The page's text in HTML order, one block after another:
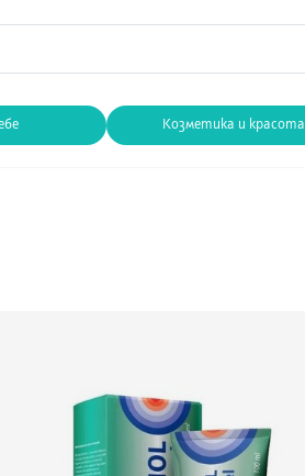
Козметика и красота